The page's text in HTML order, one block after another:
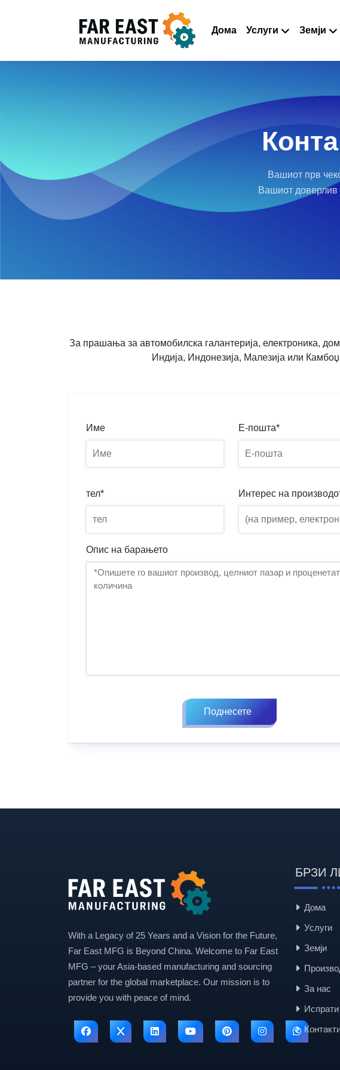
Дома Услуги Земји
Вашиот прв
Вашиот доверлив
За прашања за автомобилска галантерија, електроника,
Индија, Индонезија, Малезија или
Име Е-пошта*
тел* Интерес на
Опис на барањето
With a Legacy of 25 Years and a Vision for the Future,
Far East MFG is Beyond China. Welcome to Far East
MFG – your Asia-based manufacturing and sourcing
partner for the global marketplace. Our mission is to
provide you with peace of mind.
БРЗИ
Дома
Услуги
Земји
За нас